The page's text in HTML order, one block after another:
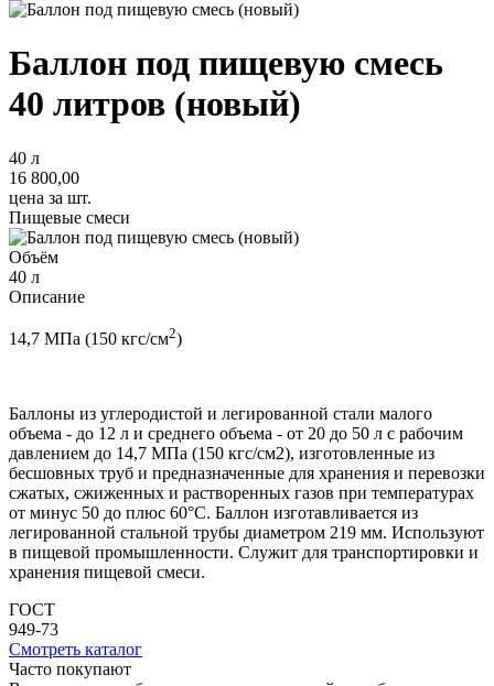
Баллон под пищевую смесь
40 литров (новый)
40 л
16 800,00
цена за шт.
Пищевые смеси
Объём
40 л
Описание
14,7 МПа (150 кгс/см2)
Баллоны из углеродистой и легированной стали малого
объема - до 12 л и среднего объема - от 20 до 50 л с рабочим
давлением до 14,7 МПа (150 кгс/см2), изготовленные из
бесшовных труб и предназначенные для хранения и перевозки
сжатых, сжиженных и растворенных газов при температурах
от минус 50 до плюс 60°С. Баллон изготавливается из
легированной стальной трубы диаметром 219 мм. Используют
в пищевой промышленности. Служит для транспортировки и
хранения пищевой смеси.
ГОСТ
949-73
Смотреть каталог
Часто покупают